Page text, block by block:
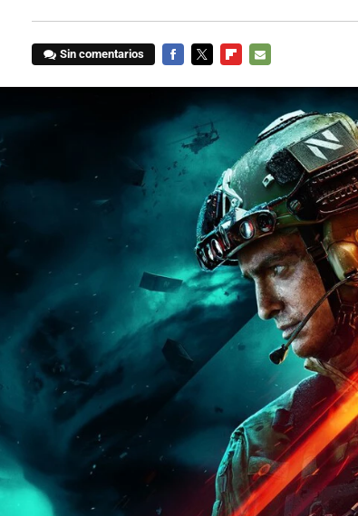
Sin comentarios